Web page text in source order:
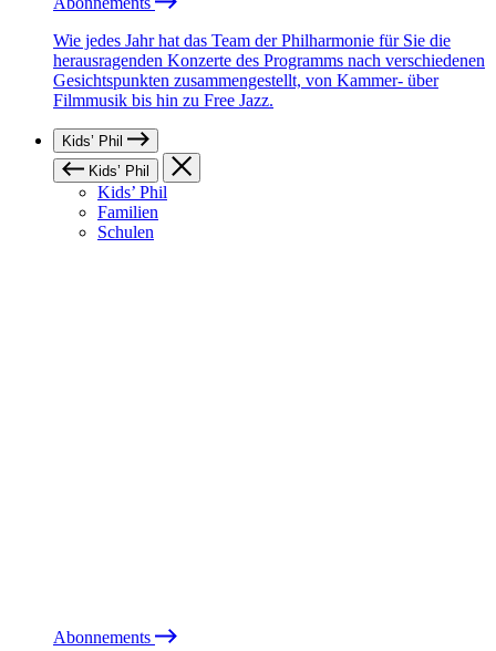
Wie jedes Jahr hat das Team der Philharmonie für Sie die
herausragenden Konzerte des Programms nach verschiedenen
Gesichtspunkten zusammengestellt, von Kammer- über
Filmmusik bis hin zu Free Jazz.
Kids’ Phil
Kids’ Phil
Kids’ Phil
Familien
Schulen
Abonnements